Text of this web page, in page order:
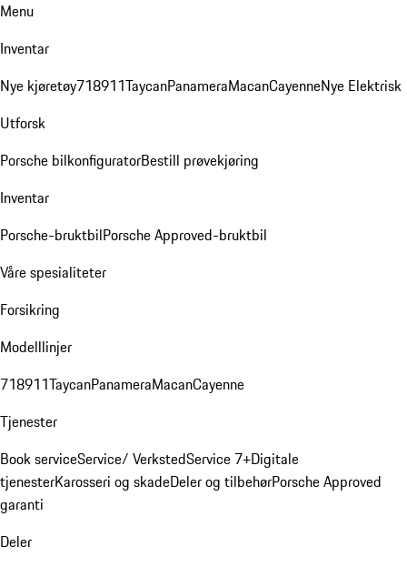
Menu
Inventar
Nye kjøretøy718911TaycanPanameraMacanCayenneNye Elektrisk
Utforsk
Porsche bilkonfiguratorBestill prøvekjøring
Inventar
Porsche-bruktbilPorsche Approved-bruktbil
Våre spesialiteter
Forsikring
Modelllinjer
718911TaycanPanameraMacanCayenne
Tjenester
Book serviceService/ VerkstedService 7+Digitale
tjenesterKarosseri og skadeDeler og tilbehørPorsche Approved
garanti
Deler